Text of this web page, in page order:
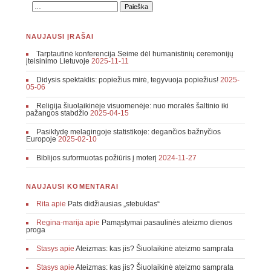
NAUJAUSI ĮRAŠAI
Tarptautinė konferencija Seime dėl humanistinių ceremonijų
įteisinimo Lietuvoje 2025-11-11
Didysis spektaklis: popiežius mirė, tegyvuoja popiežius! 2025-
05-06
Religija šiuolaikinėje visuomenėje: nuo moralės šaltinio iki
pažangos stabdžio 2025-04-15
Pasiklydę melagingoje statistikoje: degančios bažnyčios
Europoje 2025-02-10
Biblijos suformuotas požiūris į moterį 2024-11-27
NAUJAUSI KOMENTARAI
Ritaapie Pats didžiausias „stebuklas“
Regina-marijaapie Pamąstymai pasaulinės ateizmo dienos
proga
Stasysapie Ateizmas: kas jis? Šiuolaikinė ateizmo samprata
Stasysapie Ateizmas: kas jis? Šiuolaikinė ateizmo samprata